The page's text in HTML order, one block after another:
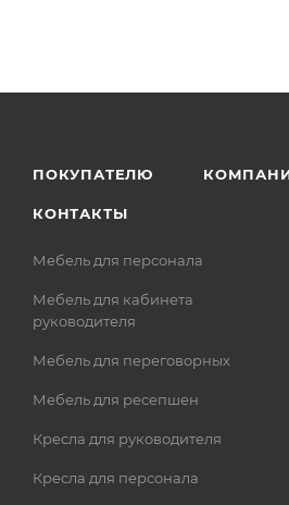
ПОКУПАТЕЛЮ
КОНТАКТЫ
Мебель для персонала
Мебель для кабинета
руководителя
Мебель для переговорных
Мебель для ресепшен
Кресла для руководителя
Кресла для персонала